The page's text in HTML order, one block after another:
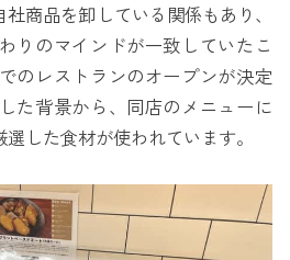
社商品を卸している関係もあり、
りのマインドが一致していたこ
のレストランのオープンが決定
た背景から、同店のメニューに
した食材が使われています。